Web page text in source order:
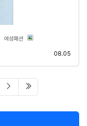
여성패션 분류
08.05
다음 페이지